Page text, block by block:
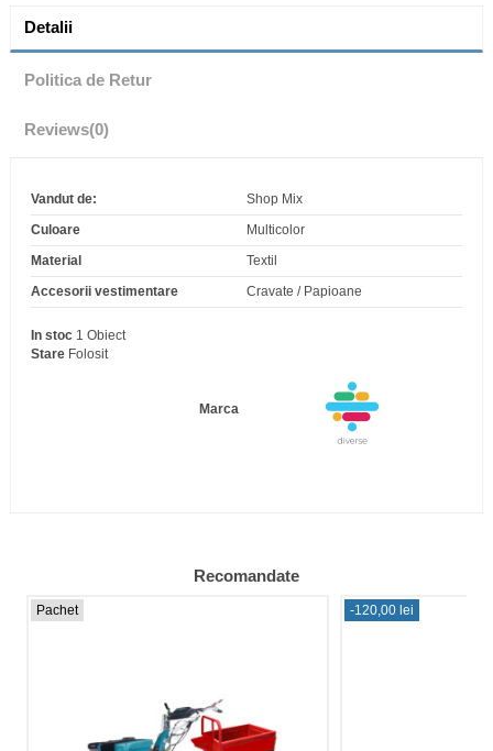
Detalii
Politica de Retur
Reviews(0)
Vandut de:
Shop Mix
Culoare
Multicolor
Material
Textil
Accesorii vestimentare
Cravate / Papioane
Marca
In stoc 1 Obiect
Stare Folosit
Recomandate
Pachet -120,00 lei